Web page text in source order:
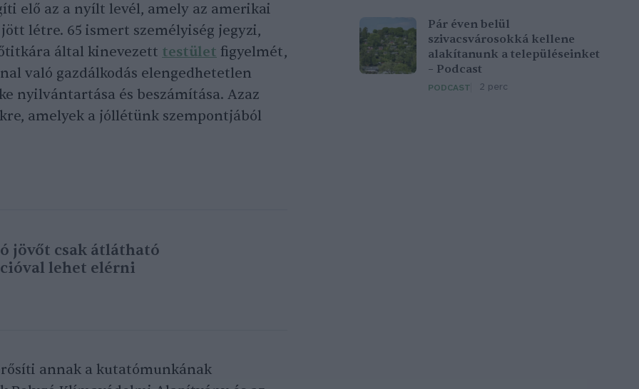
elő az a nyílt levél, amely az amerikai
létre. 65 ismert személyiség jegyzi,
által kinevezett testület figyelmét,
való gazdálkodás elengedhetetlen
nyilvántartása és beszámítása. Azaz
amelyek a jóllétünk szempontjából
jövőt csak átlátható
lehet elérni
annak a kutatómunkának
Pár éven belül
szivacsvárosokká kellene
alakítanunk a településeinket
– Podcast
PODCAST 2 perc